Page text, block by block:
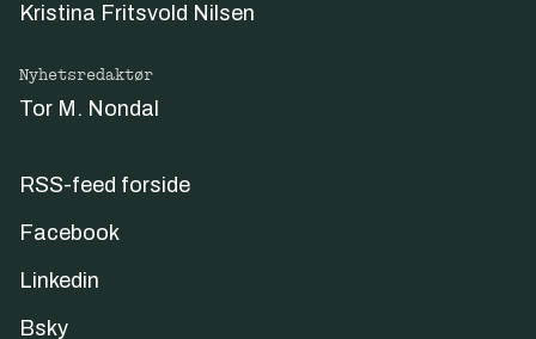
Kristina Fritsvold Nilsen
Nyhetsredaktør
Tor M. Nondal
RSS-feed forside
Facebook
Linkedin
Bsky